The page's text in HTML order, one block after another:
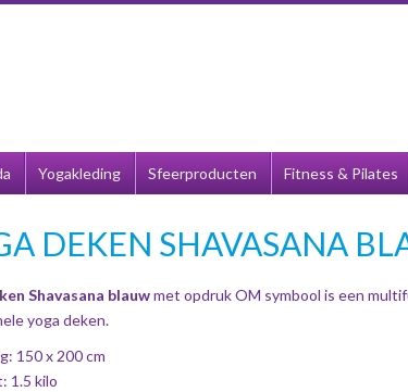
Yogakleding Sfeerproducten Fitness & Pilates
DEKEN SHAVASANA
Shavasana blauwmet opdruk OM symbool is een
yoga deken.
150 x 200 cm
1.5 kilo